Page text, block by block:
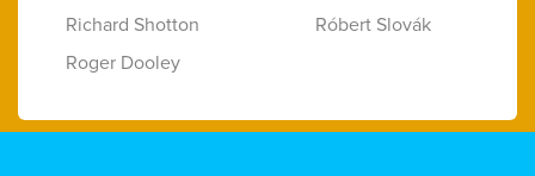
Richard Shotton
Róbert Slovák
Roger Dooley